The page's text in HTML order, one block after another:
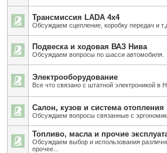
Трансмиссия LADA 4x4
Обсуждаем сцепление, коробку передач и
Подвеска и ходовая ВАЗ Нива
Обсуждаем вопросы по шасси автомобиля.
Электрооборудование
Все что связано с штатной электроникой в
Салон, кузов и система отопления
Обсуждаем вопросы связанные с
Топливо, масла и прочие
Обсуждаем выбор и использования
прочее...